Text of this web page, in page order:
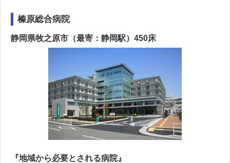
榛原総合病院
静岡県牧之原市（最寄：静岡駅）450床
『地域から必要とされる病院』